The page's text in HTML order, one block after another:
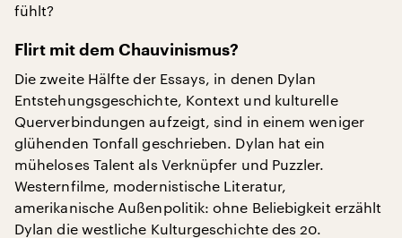
fühlt?
Flirt mit dem Chauvinismus?
Die zweite Hälfte der Essays, in denen Dylan
Entstehungsgeschichte, Kontext und kulturelle
Querverbindungen aufzeigt, sind in einem weniger
glühenden Tonfall geschrieben. Dylan hat ein
müheloses Talent als Verknüpfer und Puzzler.
Westernfilme, modernistische Literatur,
amerikanische Außenpolitik: ohne Beliebigkeit erzählt
Dylan die westliche Kulturgeschichte des 20.